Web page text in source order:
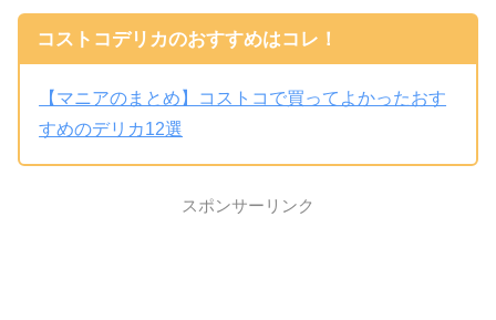
コストコデリカのおすすめはコレ！
【マニアのまとめ】コストコで買ってよかったおす
すめのデリカ12選
スポンサーリンク